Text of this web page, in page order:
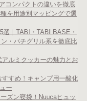
コンパクトの違いを徹底
を用途別マッピングで選
｜TABI・TABI BASE・
・パチグリル系を徹底比
アルミクッカーの魅力とお
すめ！キャンプ用一酸化
ー
ズン寝袋！Nuucaヒュッ